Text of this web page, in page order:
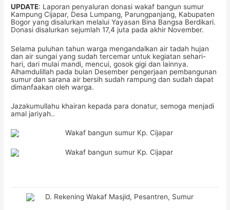
UPDATE: Laporan penyaluran donasi wakaf bangun sumur
Kampung Cijapar, Desa Lumpang, Parungpanjang, Kabupaten
Bogor yang disalurkan melalui Yayasan Bina Bangsa Berdikari.
Donasi disalurkan sejumlah 17,4 juta pada akhir November.
Selama puluhan tahun warga mengandalkan air tadah hujan
dan air sungai yang sudah tercemar untuk kegiatan sehari-
hari, dari mulai mandi, mencui, gosok gigi dan lainnya.
Alhamdulillah pada bulan Desember pengerjaan pembangunan
sumur dan sarana air bersih sudah rampung dan sudah dapat
dimanfaakan oleh warga.
Jazakumullahu khairan kepada para donatur, semoga menjadi
amal jariyah..